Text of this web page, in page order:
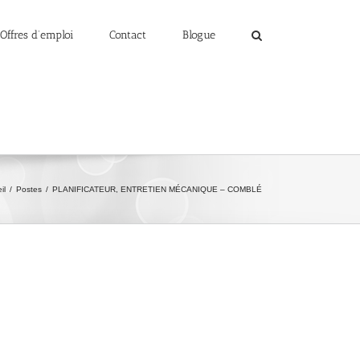
Offres d’emploi Contact Blogue
/ Postes / PLANIFICATEUR, ENTRETIEN MÉCANIQUE – COMBLÉ